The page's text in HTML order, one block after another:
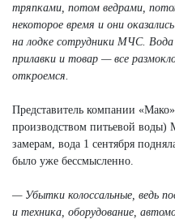
тряпками, потом ведрами,
некоторое время и они
на лодке сотрудники МЧС.
прилавки и товар — все
откроемся.
Представитель компании
производством питьевой воды)
замерам, вода 1 сентября
было уже бессмысленно.
— Убытки колоссальные, ведь
и техника, оборудование,